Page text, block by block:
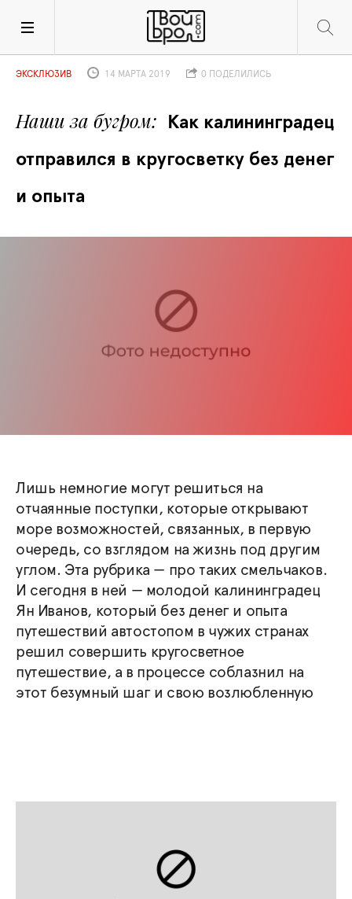
Наши за бугром
Как калининградец
отправился в кругосветку без денег
и опыта
ЭКСКЛЮЗИВ 14 МАРТА 2019 0 ПОДЕЛИЛИСЬ
Лишь немногие могут решиться на
отчаянные поступки, которые открывают
море возможностей, связанных, в первую
очередь, со взглядом на жизнь под другим
углом. Эта рубрика — про таких смельчаков.
И сегодня в ней — молодой калининградец
Ян Иванов, который без денег и опыта
путешествий автостопом в чужих странах
решил совершить кругосветное
путешествие, а в процессе соблазнил на
этот безумный шаг и свою возлюбленную